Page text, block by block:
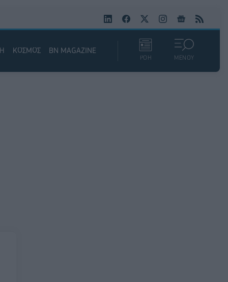
ΚΟΣΜΟΣ BN MAGAZINE
ΡΟΗ ΜΕΝΟΥ